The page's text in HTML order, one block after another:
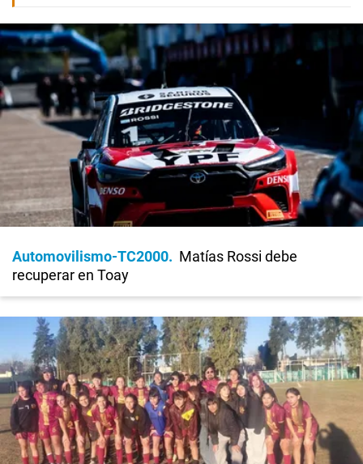
Automovilismo-TC2000
Matías Rossi debe
recuperar en Toay